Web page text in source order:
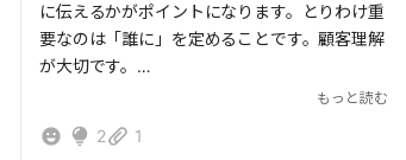
に伝えるかがポイントになります。とりわけ重
要なのは「誰に」を定めることです。顧客理解
が大切です。
聴いていただく方にいい話をしていきたい、印
もっと読む
2 1